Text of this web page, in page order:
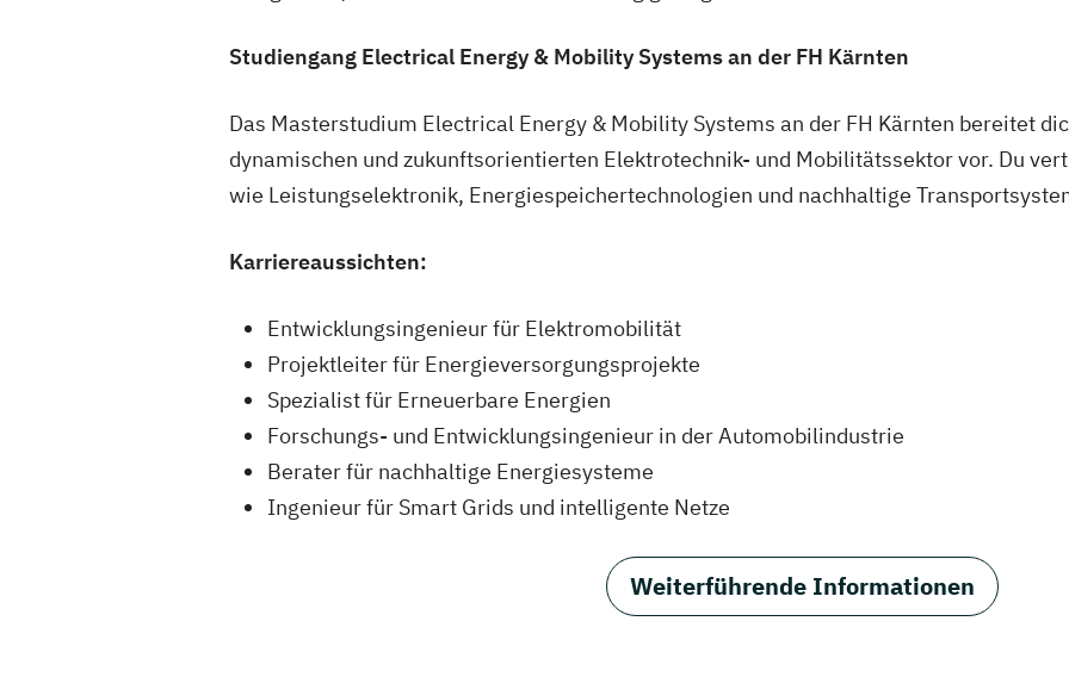
Studiengang Electrical Energy & Mobility Systems an der FH Kärnten
Das Masterstudium Electrical Energy & Mobility Systems an der FH Kärnten bereitet
dynamischen und zukunftsorientierten Elektrotechnik- und Mobilitätssektor vor. Du
wie Leistungselektronik, Energiespeichertechnologien und nachhaltige
Karriereaussichten:
Entwicklungsingenieur für Elektromobilität
Projektleiter für Energieversorgungsprojekte
Spezialist für Erneuerbare Energien
Forschungs- und Entwicklungsingenieur in der Automobilindustrie
Berater für nachhaltige Energiesysteme
Ingenieur für Smart Grids und intelligente Netze
Weiterführende Informationen